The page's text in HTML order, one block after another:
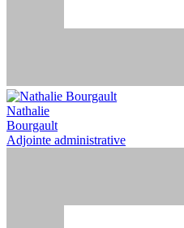
Nathalie
Bourgault
Adjointe administrative